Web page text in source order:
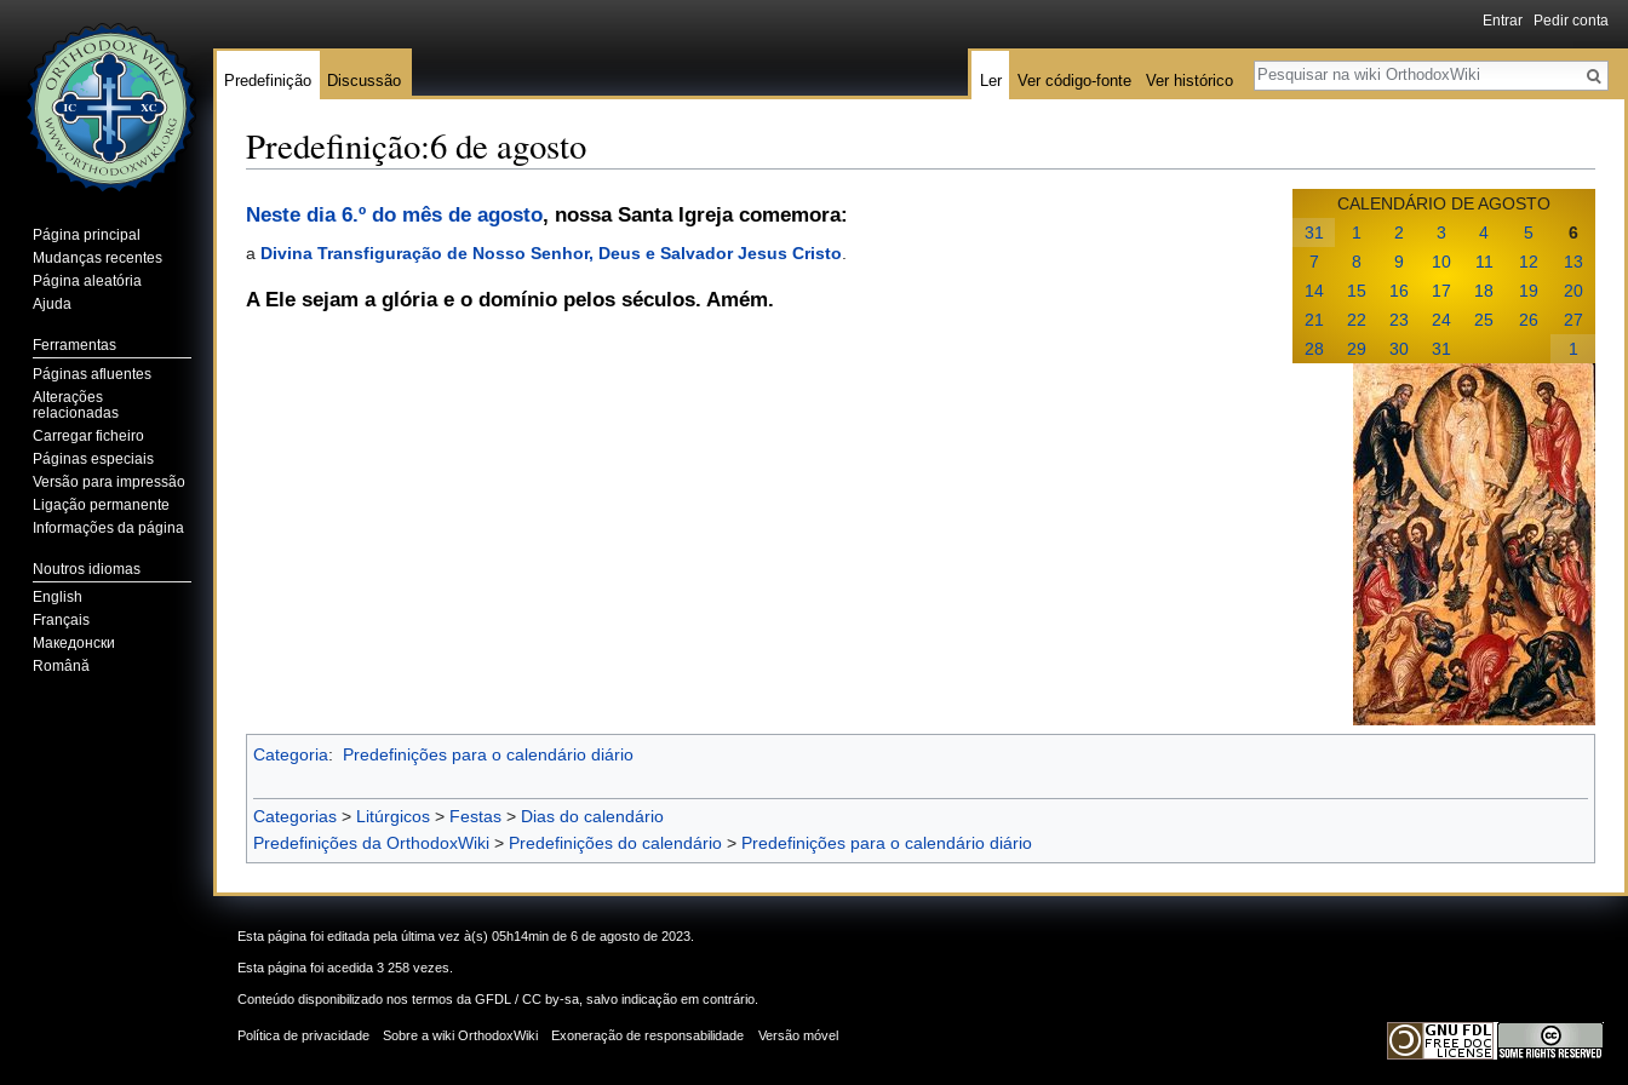
Predefinição:6 de agosto
CALENDÁRIO DE AGOSTO
31
1 2 3 4 5
6
7
8 9 10 11 12
13
14
15 16 17 18 19
20
21
22 23 24 25 26
27
28
29 30 31 1
Neste dia 6.º do mês de agosto, nossa Santa Igreja comemora:
a Divina Transfiguração de Nosso Senhor, Deus e Salvador Jesus Cristo
A Ele sejam a glória e o domínio pelos séculos. Amém.
Categoria: Predefinições para o calendário diário
Categorias > Litúrgicos > Festas > Dias do calendário
Predefinições da OrthodoxWiki > Predefinições do calendário > Predefinições para o calendário diário
Entrar Pedir conta
Predefinição Discussão Ler Ver código-fonte Ver histórico
Pesquisa
Página principal
Mudanças recentes
Página aleatória
Ajuda
Ferramentas
Páginas afluentes
Alterações
relacionadas
Carregar ficheiro
Páginas especiais
Versão para impressão
Ligação permanente
Informações da página
Noutros idiomas
English
Français
Македонски
Română
Esta página foi editada pela última vez à(s) 05h14min de 6 de agosto de 2023.
Esta página foi acedida 3 258 vezes.
Conteúdo disponibilizado nos termos da GFDL / CC by-sa , salvo indicação em contrário.
Política de privacidade Sobre a wiki OrthodoxWiki Exoneração de responsabilidade Versão móvel